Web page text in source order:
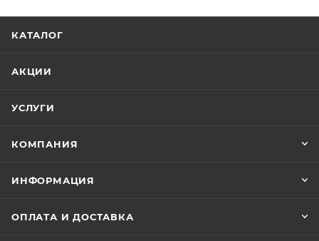
КАТАЛОГ
АКЦИИ
УСЛУГИ
КОМПАНИЯ
ИНФОРМАЦИЯ
ОПЛАТА И ДОСТАВКА